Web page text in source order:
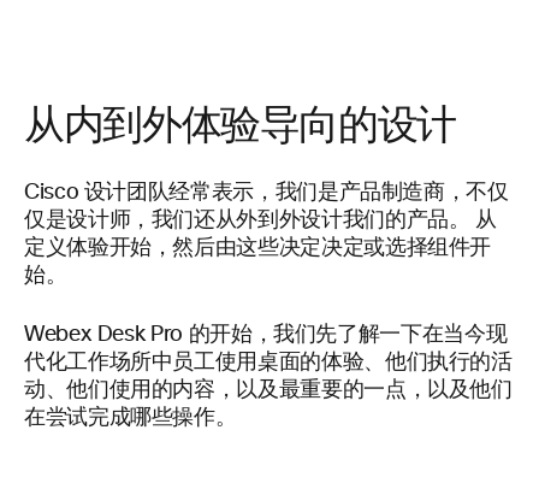
从内到外体验导向的设计
Cisco 设计团队经常表示，我们是产品制造商，不仅
仅是设计师，我们还从外到外设计我们的产品。 从
定义体验开始，然后由这些决定决定或选择组件开
始。
Webex Desk Pro 的开始，我们先了解一下在当今现
代化工作场所中员工使用桌面的体验、他们执行的活
动、他们使用的内容，以及最重要的一点，以及他们
在尝试完成哪些操作。